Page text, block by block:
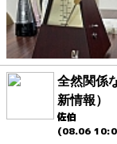
全然関係
新情報）
佐伯
(08.06